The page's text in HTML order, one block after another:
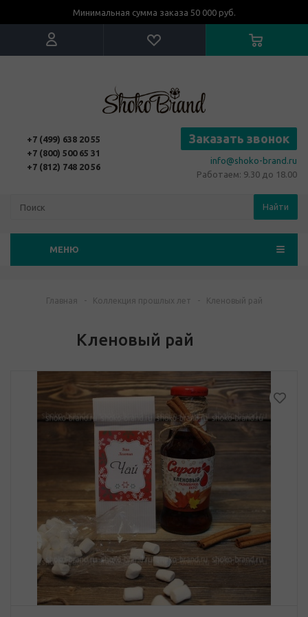
Минимальная сумма заказа 50 000 руб.
+7 (499) 638 20 55
+7 (800) 500 65 31
+7 (812) 748 20 56
Заказать звонок
info@shoko-brand.ru
Работаем: 9.30 до 18.00
Найти
МЕНЮ
Главная - Коллекция прошлых лет - Кленовый рай
Кленовый рай